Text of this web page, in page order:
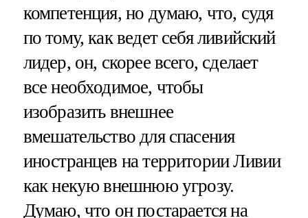
компетенция, но думаю, что, судя
по тому, как ведет себя ливийский
лидер, он, скорее всего, сделает
все необходимое, чтобы
изобразить внешнее
вмешательство для спасения
иностранцев на территории Ливии
как некую внешнюю угрозу.
Думаю, что он постарается на